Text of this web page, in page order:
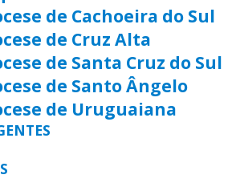
de Cachoeira do Sul
de Cruz Alta
de Santa Cruz do Sul
de Santo Ângelo
de Uruguaiana